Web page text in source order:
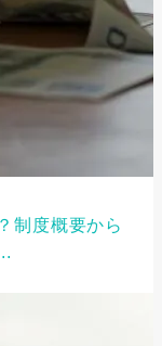
制度概要から